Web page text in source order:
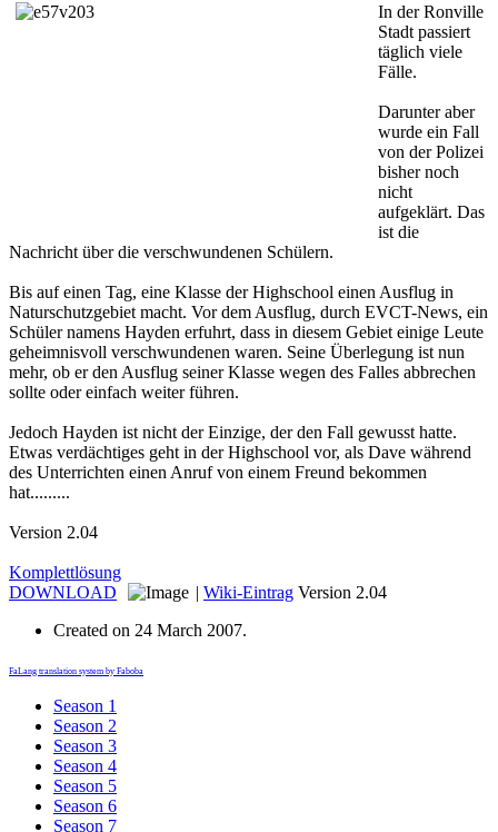
In der Ronville
Stadt passiert
täglich viele
Fälle.
Darunter aber
wurde ein Fall
von der Polizei
bisher noch
nicht
aufgeklärt. Das
ist die
Nachricht über die verschwundenen Schülern.
Bis auf einen Tag, eine Klasse der Highschool einen Ausflug in
Naturschutzgebiet macht. Vor dem Ausflug, durch EVCT-News, ein
Schüler namens Hayden erfuhrt, dass in diesem Gebiet einige Leute
geheimnisvoll verschwundenen waren. Seine Überlegung ist nun
mehr, ob er den Ausflug seiner Klasse wegen des Falles abbrechen
sollte oder einfach weiter führen.
Jedoch Hayden ist nicht der Einzige, der den Fall gewusst hatte.
Etwas verdächtiges geht in der Highschool vor, als Dave während
des Unterrichten einen Anruf von einem Freund bekommen
hat.........
Version 2.04
Komplettlösung
DOWNLOAD
| Wiki-Eintrag Version 2.04
Created on 24 March 2007.
FaLang translation system by Faboba
Season 1
Season 2
Season 3
Season 4
Season 5
Season 6
Season 7